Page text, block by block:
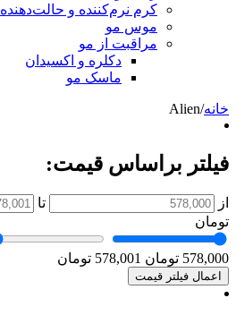
کرم نرم‌کننده و حالت‌دهنده
موس مو
مراقبت از مو
دکلره و اکسیدان
ماسک مو
خانه/
Alien
فیلتر براساس قیمت:
از
تا
تومان
578,000 تومان 578,001 تومان
اعمال فیلتر قیمت